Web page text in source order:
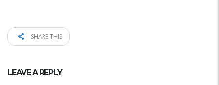
SHARE THIS
LEAVE A REPLY